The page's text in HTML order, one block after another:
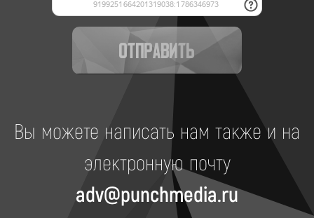
Отправить
Вы можете написать нам также и на
электронную почту
adv@punchmedia.ru